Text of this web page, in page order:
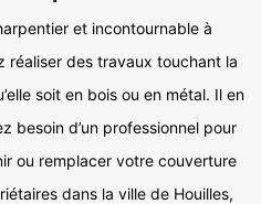
et incontournable à
réaliser des travaux touchant la
soit en bois ou en métal. Il en
besoin d’un professionnel pour
ou remplacer votre couverture
dans la ville de Houilles,